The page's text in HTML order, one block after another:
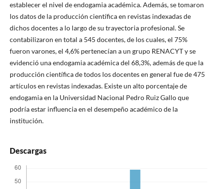
establecer el nivel de endogamia académica. Además, se tomaron
los datos de la producción científica en revistas indexadas de
dichos docentes a lo largo de su trayectoria profesional. Se
contabilizaron en total a 545 docentes, de los cuales, el 75%
fueron varones, el 4,6% pertenecían a un grupo RENACYT y se
evidenció una endogamia académica del 68,3%, además de que la
producción científica de todos los docentes en general fue de 475
artículos en revistas indexadas. Existe un alto porcentaje de
endogamia en la Universidad Nacional Pedro Ruiz Gallo que
podría estar influencia en el desempeño académico de la
institución.
Descargas